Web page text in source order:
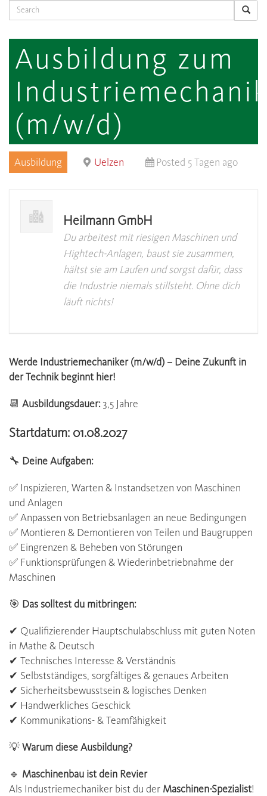
Search
Ausbildung zum
(m/w/d)
Ausbildung Uelzen Posted 5 Tagen ago
Heilmann GmbH
Du arbeitest mit riesigen Maschinen und
Hightech-Anlagen, baust sie zusammen,
hältst sie am Laufen und sorgst dafür, dass
die Industrie niemals stillsteht. Ohne dich
läuft nichts!
Werde Industriemechaniker (m/w/d) – Deine Zukunft in
der Technik beginnt hier!
📆 Ausbildungsdauer:3,5 Jahre
Startdatum: 01.08.2027
🔧 Deine Aufgaben:
✅ Inspizieren, Warten & Instandsetzen von Maschinen
und Anlagen
✅ Anpassen von Betriebsanlagen an neue Bedingungen
✅ Montieren & Demontieren von Teilen und Baugruppen
✅ Eingrenzen & Beheben von Störungen
✅ Funktionsprüfungen & Wiederinbetriebnahme der
Maschinen
🎯 Das solltest du mitbringen:
✔ Qualifizierender Hauptschulabschluss mit guten Noten
in Mathe & Deutsch
✔ Technisches Interesse & Verständnis
✔ Selbstständiges, sorgfältiges & genaues Arbeiten
✔ Sicherheitsbewusstsein & logisches Denken
✔ Handwerkliches Geschick
✔ Kommunikations- & Teamfähigkeit
💡Warum diese Ausbildung?
🔹 Maschinenbau ist dein Revier
Als Industriemechaniker bist du der Maschinen-Spezialist!